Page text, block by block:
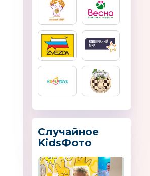
HEYE
Случайное
KidsФото